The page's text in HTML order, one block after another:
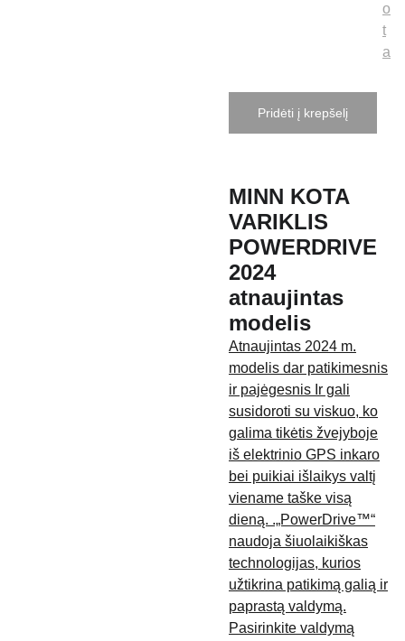
o
t
a
Pridėti į krepšelį
MINN KOTA
VARIKLIS
POWERDRIVE
2024
atnaujintas
modelis
Atnaujintas 2024 m.
modelis dar patikimesnis
ir pajėgesnis Ir gali
susidoroti su viskuo, ko
galima tikėtis žvejyboje
iš elektrinio GPS inkaro
bei puikiai išlaikys valtį
viename taške visą
dieną. .„PowerDrive™“
naudoja šiuolaikiškas
technologijas, kurios
užtikrina patikimą galią ir
paprastą valdymą.
Pasirinkite valdymą